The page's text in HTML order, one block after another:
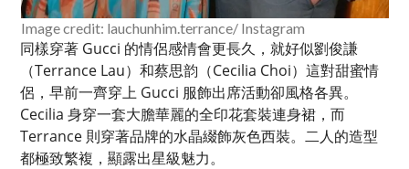
Image credit: lauchunhim.terrance/ Instagram
同樣穿著 Gucci 的情侶感情會更長久，就好似劉俊謙
（Terrance Lau）和蔡思韵（Cecilia Choi）這對甜蜜情
侶，早前一齊穿上 Gucci 服飾出席活動卻風格各異。
Cecilia 身穿一套大膽華麗的全印花套裝連身裙，而
Terrance 則穿著品牌的水晶綴飾灰色西裝。二人的造型
都極致繁複，顯露出星級魅力。